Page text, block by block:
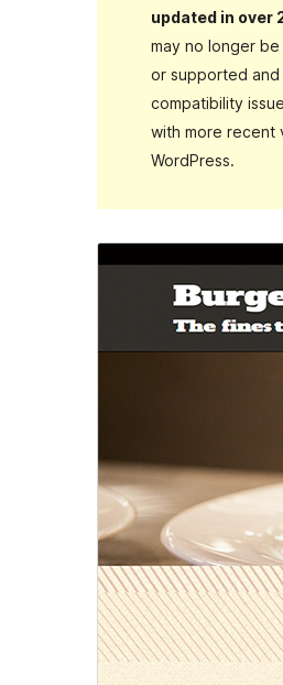
updated in over
may no longer be
or supported and
compatibility
with more recent
WordPress.